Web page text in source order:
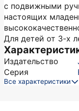
с подвижными
настоящих
Для детей от 3-х
Издательство
Серия
Все характеристики